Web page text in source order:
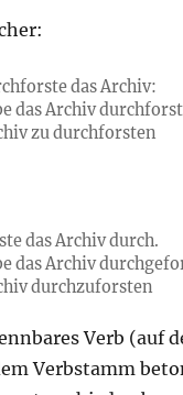
das Archiv:
das Archiv
zu durchforsten
das Archiv durch.
das Archiv
durchzuforsten
Verb (auf
Verbstamm